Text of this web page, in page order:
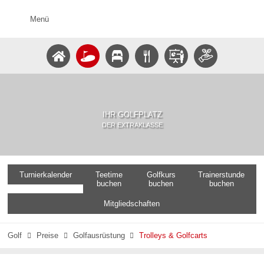
Menü
IHR GOLFPLATZ
DER EXTRAKLASSE
Turnierkalender
Teetime
buchen
Golfkurs
buchen
Trainerstunde
buchen
Mitgliedschaften
Golf  Preise  Golfausrüstung  Trolleys & Golfcarts